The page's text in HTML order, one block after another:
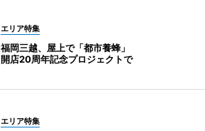
エリア特集
福岡三越、屋上で「都市養蜂」
開店20周年記念プロジェクトで
エリア特集